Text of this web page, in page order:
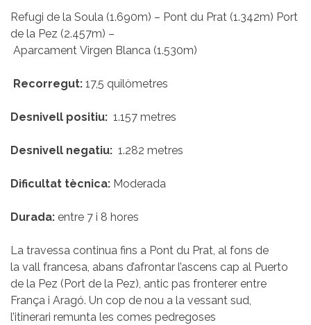
Refugi de la Soula (1.690m) – Pont du Prat (1.342m) Port
de la Pez (2.457m) –
Aparcament Virgen Blanca (1.530m)
Recorregut: 17,5 quilòmetres
Desnivell positiu: 1.157 metres
Desnivell negatiu: 1.282 metres
Dificultat tècnica: Moderada
Durada: entre 7 i 8 hores
La travessa continua fins a Pont du Prat, al fons de
la vall francesa, abans d’afrontar l’ascens cap al Puerto
de la Pez (Port de la Pez), antic pas fronterer entre
França i Aragó. Un cop de nou a la vessant sud,
l’itinerari remunta les comes pedregoses